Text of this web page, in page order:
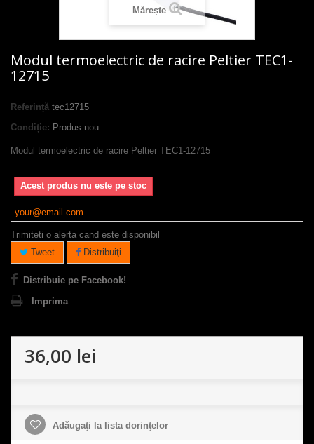
Mărește
Modul termoelectric de racire Peltier TEC1-
12715
Referință tec12715
Condiție: Produs nou
Modul termoelectric de racire Peltier TEC1-12715
Acest produs nu este pe stoc
Trimiteti o alerta cand este disponibil
Tweet
Distribuiţi
Distribuie pe Facebook!
Imprima
36,00 lei
Adăugaţi la lista dorinţelor